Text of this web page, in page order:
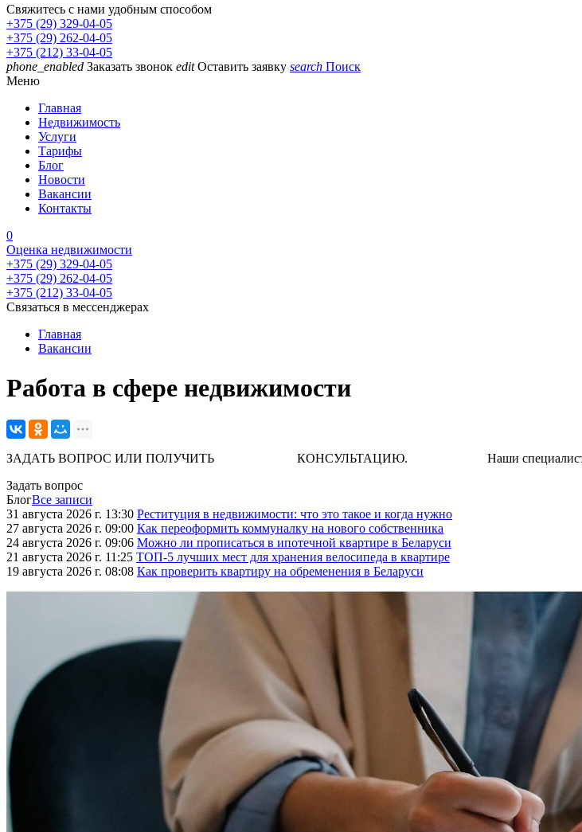
Свяжитесь с нами удобным способом
+375 (29) 329-04-05
+375 (29) 262-04-05
+375 (212) 33-04-05
phone_enabled Заказать звонок edit Оставить заявку search Поиск
Меню
Главная
Недвижимость
Услуги
Тарифы
Блог
Новости
Вакансии
Контакты
0
Оценка недвижимости
+375 (29) 329-04-05
+375 (29) 262-04-05
+375 (212) 33-04-05
Связаться в мессенджерах
Главная
Вакансии
Работа в сфере недвижимости
ЗАДАТЬ ВОПРОС ИЛИ ПОЛУЧИТЬ КОНСУЛЬТАЦИЮ. Наши специалисты ответят
Задать вопрос
БлогВсе записи
31 августа 2026 г. 13:30 Реституция в недвижимости: что это такое и когда нужно
27 августа 2026 г. 09:00 Как переоформить коммуналку на нового собственника
24 августа 2026 г. 09:06 Можно ли прописаться в ипотечной квартире в Беларуси
21 августа 2026 г. 11:25 ТОП-5 лучших мест для хранения велосипеда в квартире
19 августа 2026 г. 08:08 Как проверить квартиру на обременения в Беларуси